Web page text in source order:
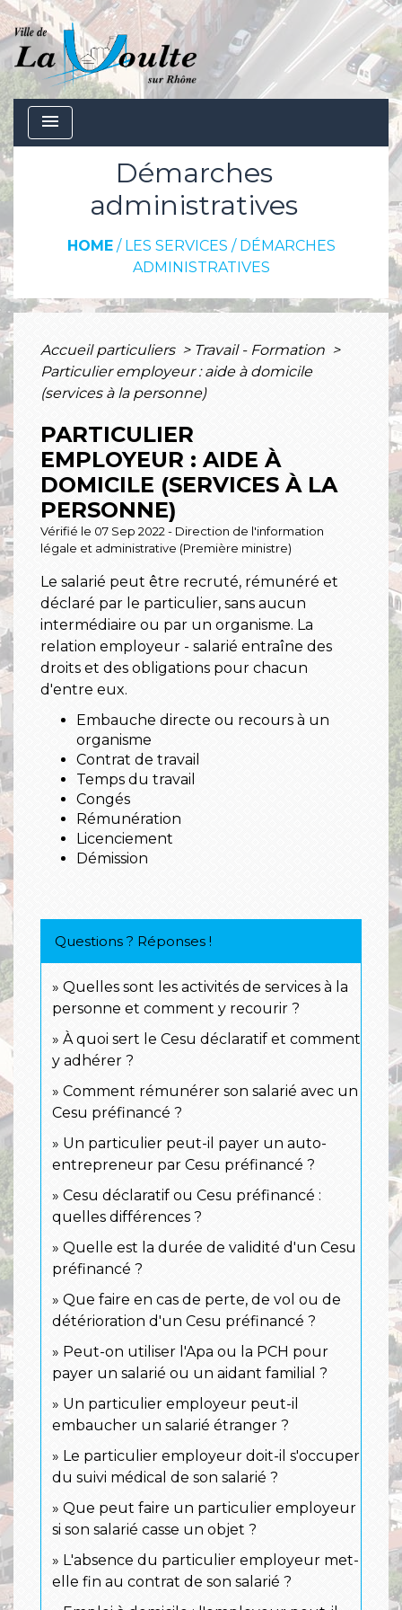
menu
Démarches
administratives
HOME/ LES SERVICES / DÉMARCHES
ADMINISTRATIVES
Accueil particuliers > Travail - Formation >
Particulier employeur : aide à domicile
(services à la personne)
PARTICULIER
EMPLOYEUR : AIDE À
DOMICILE (SERVICES À LA
PERSONNE)
Vérifié le 07 Sep 2022 - Direction de l'information
légale et administrative (Première ministre)
Le salarié peut être recruté, rémunéré et
déclaré par le particulier, sans aucun
intermédiaire ou par un organisme. La
relation employeur - salarié entraîne des
droits et des obligations pour chacun
d'entre eux.
Embauche directe ou recours à un
organisme
Contrat de travail
Temps du travail
Congés
Rémunération
Licenciement
Démission
Questions ? Réponses !
Quelles sont les activités de services à la
personne et comment y recourir ?
À quoi sert le Cesu déclaratif et comment
y adhérer ?
Comment rémunérer son salarié avec un
Cesu préfinancé ?
Un particulier peut-il payer un auto-
entrepreneur par Cesu préfinancé ?
Cesu déclaratif ou Cesu préfinancé :
quelles différences ?
Quelle est la durée de validité d'un Cesu
préfinancé ?
Que faire en cas de perte, de vol ou de
détérioration d'un Cesu préfinancé ?
Peut-on utiliser l'Apa ou la PCH pour
payer un salarié ou un aidant familial ?
Un particulier employeur peut-il
embaucher un salarié étranger ?
Le particulier employeur doit-il s'occuper
du suivi médical de son salarié ?
Que peut faire un particulier employeur
si son salarié casse un objet ?
L'absence du particulier employeur met-
elle fin au contrat de son salarié ?